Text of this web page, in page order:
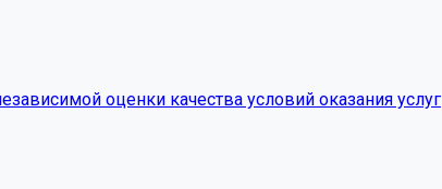
оценки качества условий оказания услуг